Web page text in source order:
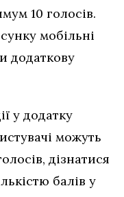
10 голосів.
мобільні
додаткову
у додатку
можуть
дізнатися
балів у